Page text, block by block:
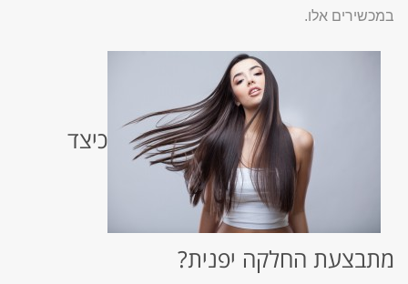
במכשירים אלו.
כיצד
מתבצעת החלקה יפנית?